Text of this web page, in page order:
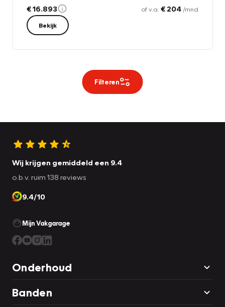
€ 16.893 of v.a. € 204 /mnd
Bekijk
Filteren
Wij krijgen gemiddeld een 9.4
o.b.v. ruim 138 reviews
9.4/10
Mijn Vakgarage
Onderhoud
Banden